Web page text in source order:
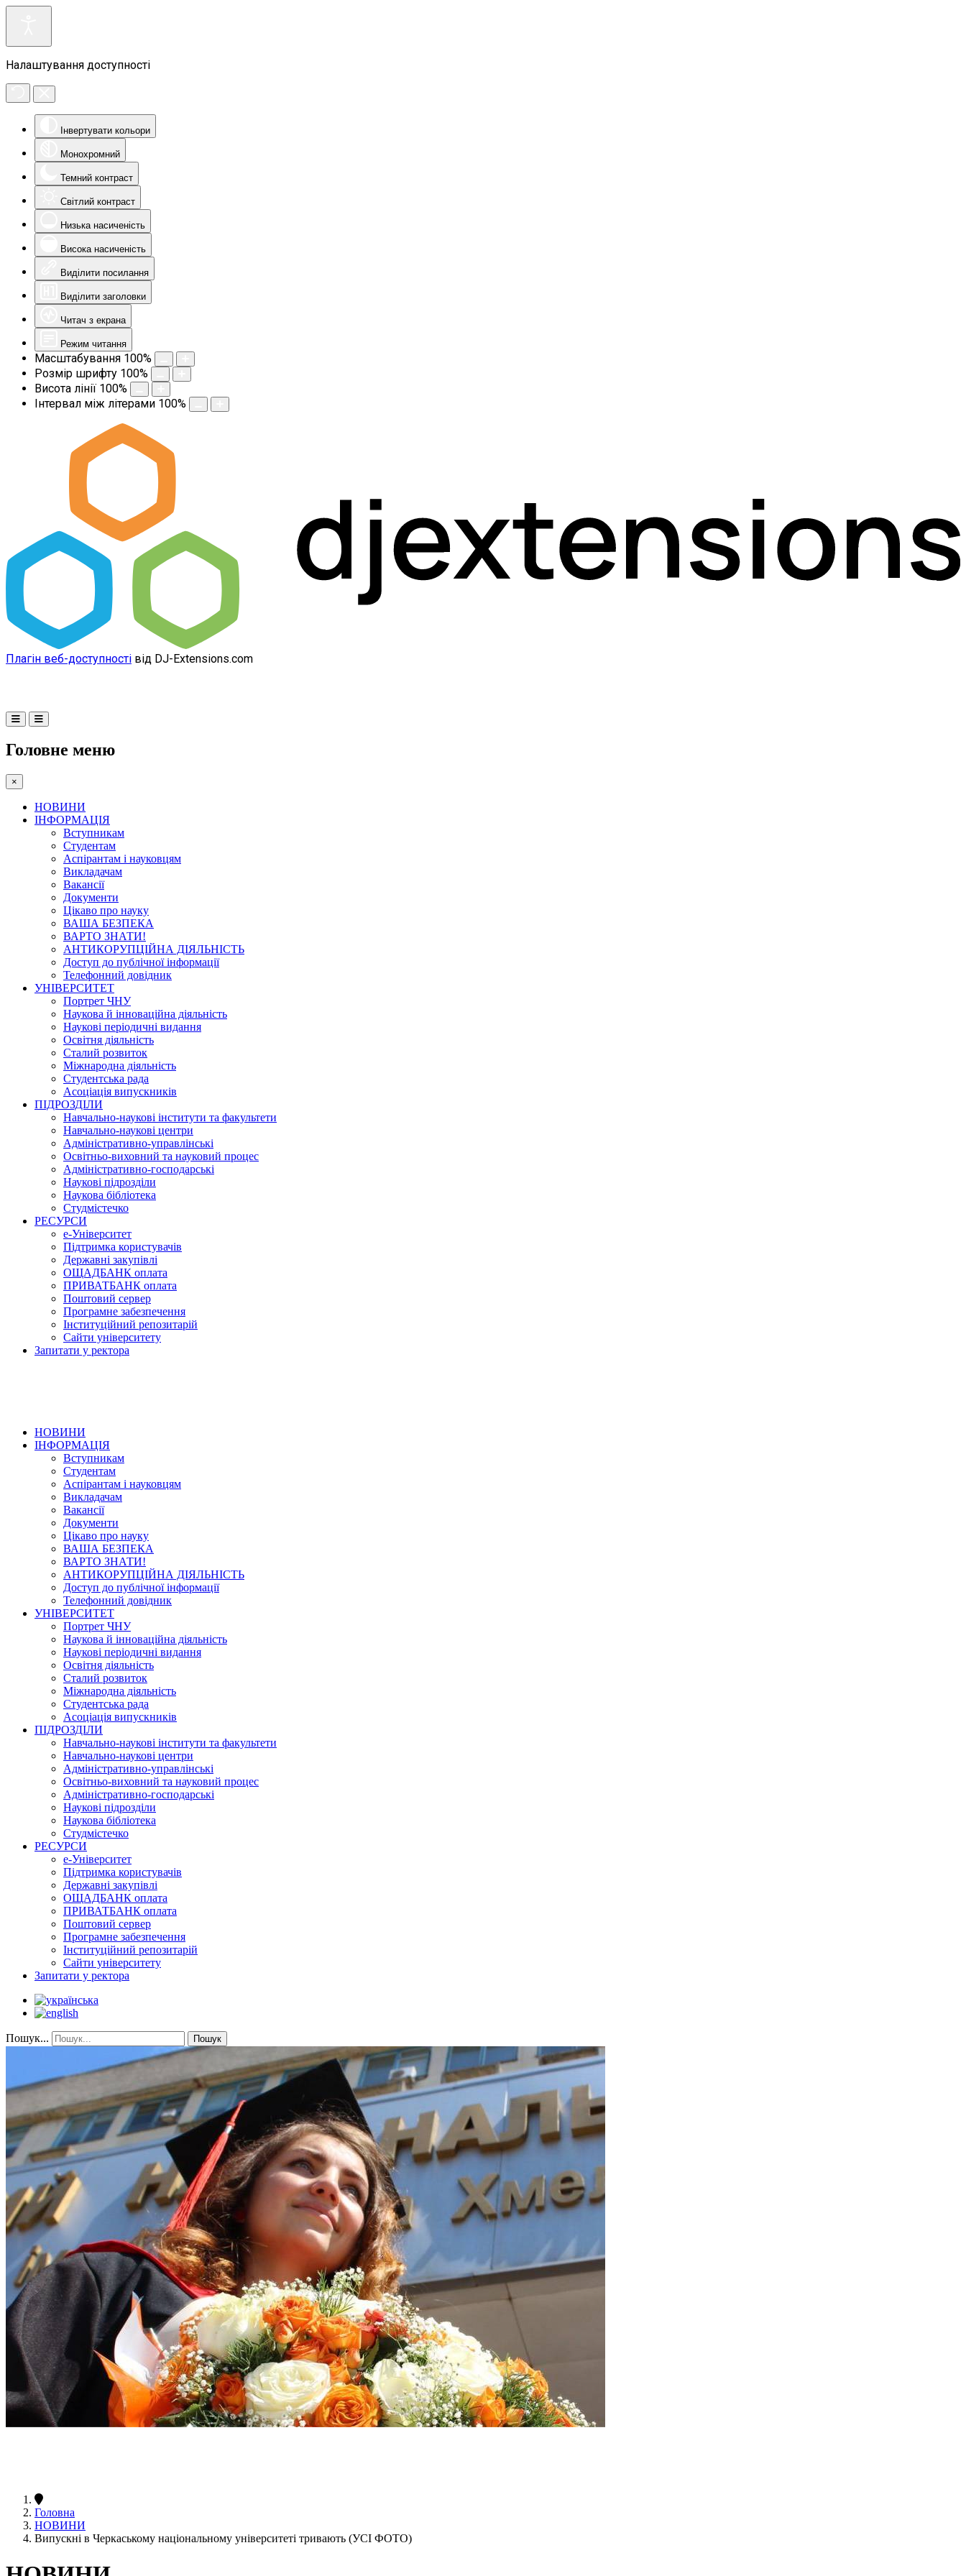
Налаштування доступності
Інвертувати кольори
Монохромний
Темний контраст
Світлий контраст
Низька насиченість
Висока насиченість
Виділити посилання
Виділити заголовки
Читач з екрана
Режим читання
Масштабування 100%
Розмір шрифту 100%
Висота лінії 100%
Інтервал між літерами 100%
Плагін веб-доступності від DJ-Extensions.com
Головне меню
×
НОВИНИ
ІНФОРМАЦІЯ
Вступникам
Студентам
Аспірантам і науковцям
Викладачам
Вакансії
Документи
Цікаво про науку
ВАША БЕЗПЕКА
ВАРТО ЗНАТИ!
АНТИКОРУПЦІЙНА ДІЯЛЬНІСТЬ
Доступ до публічної інформації
Телефонний довідник
УНІВЕРСИТЕТ
Портрет ЧНУ
Наукова й інноваційна діяльність
Наукові періодичні видання
Освітня діяльність
Сталий розвиток
Міжнародна діяльність
Студентська рада
Асоціація випускників
ПІДРОЗДІЛИ
Навчально-наукові інститути та факультети
Навчально-наукові центри
Адміністративно-управлінські
Освітньо-виховний та науковий процес
Адміністративно-господарські
Наукові підрозділи
Наукова бібліотека
Студмістечко
РЕСУРСИ
е-Університет
Підтримка користувачів
Державні закупівлі
ОЩАДБАНК оплата
ПРИВАТБАНК оплата
Поштовий сервер
Програмне забезпечення
Інституційний репозитарій
Сайти університету
Запитати у ректора
НОВИНИ
ІНФОРМАЦІЯ
Вступникам
Студентам
Аспірантам і науковцям
Викладачам
Вакансії
Документи
Цікаво про науку
ВАША БЕЗПЕКА
ВАРТО ЗНАТИ!
АНТИКОРУПЦІЙНА ДІЯЛЬНІСТЬ
Доступ до публічної інформації
Телефонний довідник
УНІВЕРСИТЕТ
Портрет ЧНУ
Наукова й інноваційна діяльність
Наукові періодичні видання
Освітня діяльність
Сталий розвиток
Міжнародна діяльність
Студентська рада
Асоціація випускників
ПІДРОЗДІЛИ
Навчально-наукові інститути та факультети
Навчально-наукові центри
Адміністративно-управлінські
Освітньо-виховний та науковий процес
Адміністративно-господарські
Наукові підрозділи
Наукова бібліотека
Студмістечко
РЕСУРСИ
е-Університет
Підтримка користувачів
Державні закупівлі
ОЩАДБАНК оплата
ПРИВАТБАНК оплата
Поштовий сервер
Програмне забезпечення
Інституційний репозитарій
Сайти університету
Запитати у ректора
Пошук... Пошук
Головна
НОВИНИ
Випускні в Черкаському національному університеті тривають (УСІ ФОТО)